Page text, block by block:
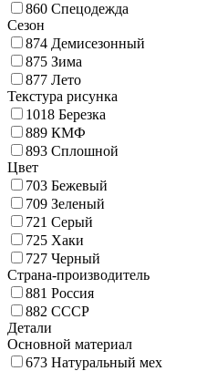
860 Спецодежда
Сезон
874 Демисезонный
875 Зима
877 Лето
Текстура рисунка
1018 Березка
889 КМФ
893 Сплошной
Цвет
703 Бежевый
709 Зеленый
721 Серый
725 Хаки
727 Черный
Страна-производитель
881 Россия
882 СССР
Детали
Основной материал
673 Натуральный мех